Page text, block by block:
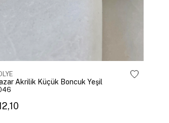
Akrilik Küçük Boncuk Yeşil